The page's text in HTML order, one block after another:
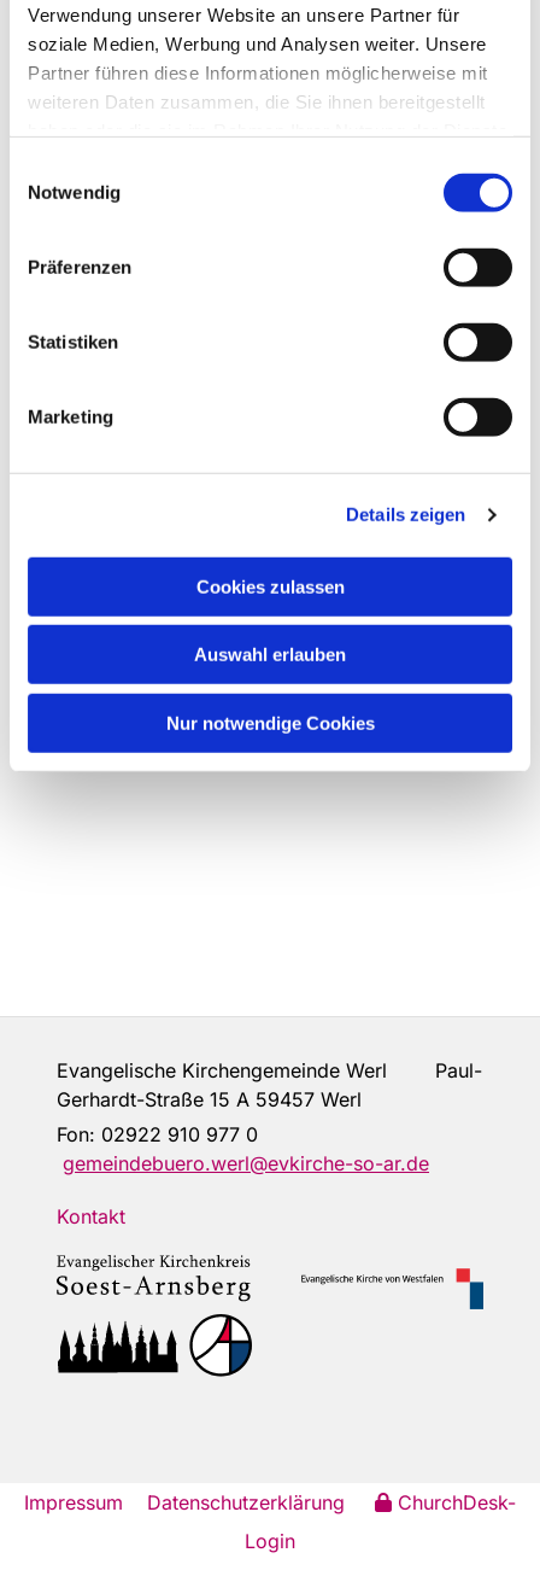
Verwendung unserer Website an unsere Partner für
soziale Medien, Werbung und Analysen weiter. Unsere
Partner führen diese Informationen möglicherweise mit
weiteren Daten zusammen, die Sie ihnen bereitgestellt
Notwendig
Präferenzen
Statistiken
Marketing
Details zeigen
Cookies zulassen
Auswahl erlauben
Nur notwendige Cookies
Evangelische Kirchengemeinde Werl Paul-
Gerhardt-Straße 15 A 59457 Werl
Fon: 02922 910 977 0
gemeindebuero.werl@evkirche-so-ar.de
Kontakt
Impressum Datenschutzerklärung
ChurchDesk-
Login